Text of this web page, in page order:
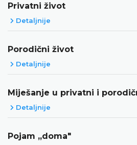
Privatni život
Detaljnije
Porodični život
Detaljnije
Miješanje u privatni i
Detaljnije
Pojam „doma"